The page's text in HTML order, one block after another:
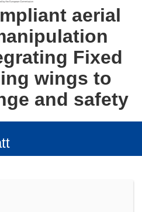
aerial
Fixed
wings to
and safety